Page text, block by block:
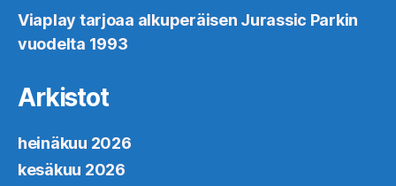
Viaplay tarjoaa alkuperäisen Jurassic Parkin
vuodelta 1993
Arkistot
heinäkuu 2026
kesäkuu 2026